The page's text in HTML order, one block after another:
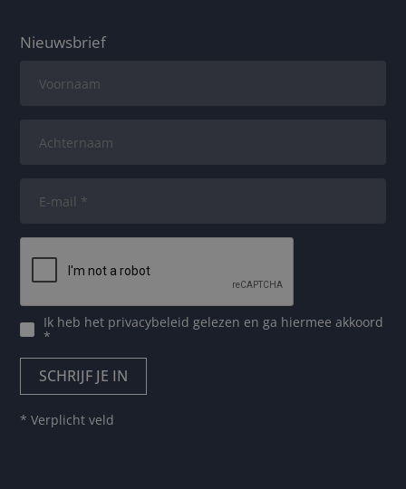
Nieuwsbrief
Ik heb het privacybeleid gelezen en ga hiermee akkoord
*
* Verplicht veld